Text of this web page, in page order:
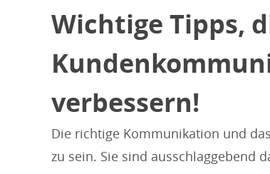
Wichtige Tipps,
verbessern!
Die richtige Kommunikation und
zu sein. Sie sind ausschlaggebend